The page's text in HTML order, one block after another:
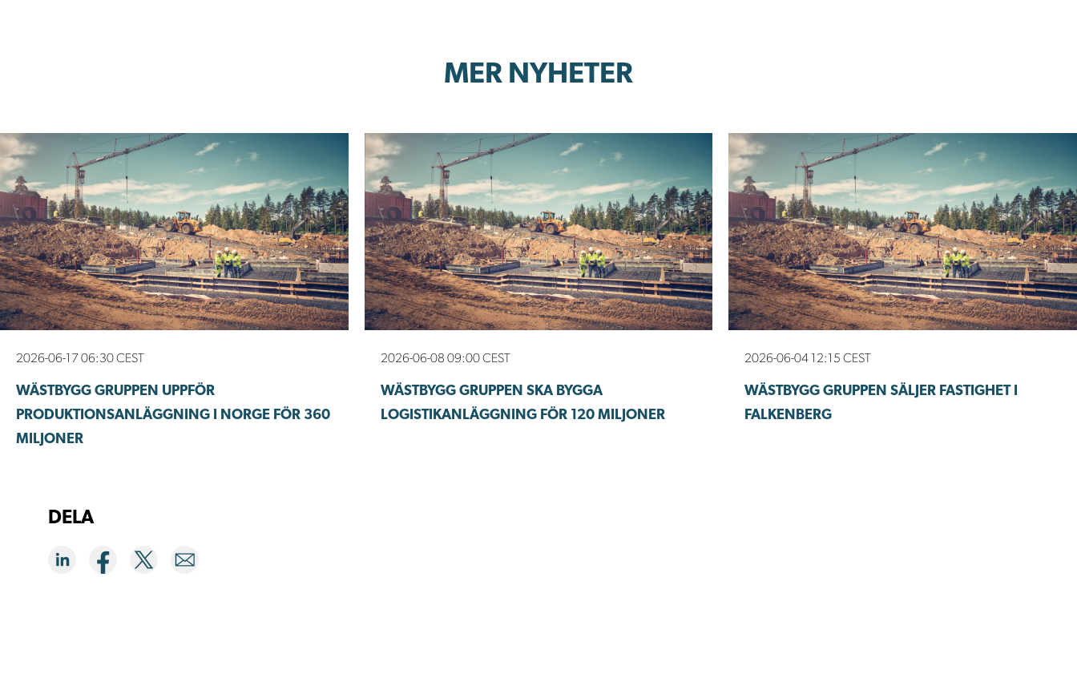
MER NYHETER
2026-06-17 06:30 CEST
WÄSTBYGG GRUPPEN UPPFÖR
PRODUKTIONSANLÄGGNING I NORGE FÖR 360
MILJONER
2026-06-08 09:00 CEST
WÄSTBYGG GRUPPEN SKA BYGGA
LOGISTIKANLÄGGNING FÖR 120 MILJONER
2026-06-04 12:15 CEST
WÄSTBYGG GRUPPEN SÄLJER FASTIGHET I
FALKENBERG
DELA